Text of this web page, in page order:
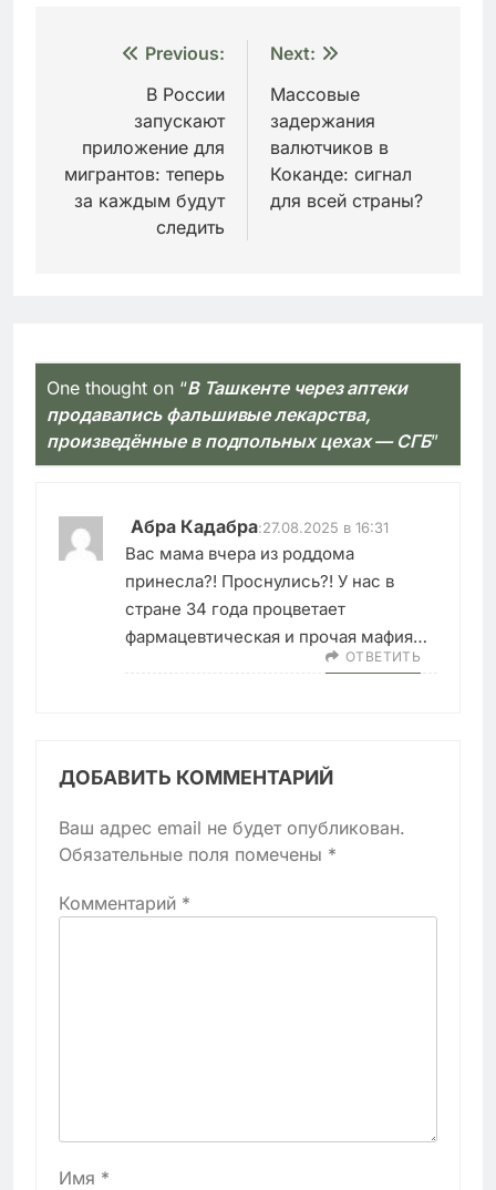
Навигация
записям
Previous:
В России
запускают
приложение для
мигрантов: теперь
за каждым будут
следить
Next:
Массовые
задержания
валютчиков в
Коканде: сигнал
для всей страны?
One thought on “В Ташкенте через аптеки
продавались фальшивые лекарства,
произведённые в подпольных цехах — СГБ”
Абра Кадабра:27.08.2025 в 16:31
Вас мама вчера из роддома
принесла?! Проснулись?! У нас в
стране 34 года процветает
фармацевтическая и прочая мафия…
ОТВЕТИТЬ
ДОБАВИТЬ КОММЕНТАРИЙ
Ваш адрес email не будет опубликован.
Обязательные поля помечены *
Комментарий *
Имя *